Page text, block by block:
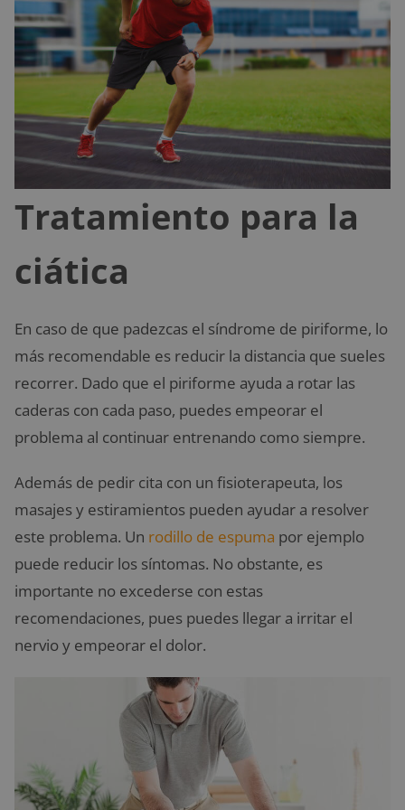
Tratamiento para la
ciática
En caso de que padezcas el síndrome de piriforme, lo
más recomendable es reducir la distancia que sueles
recorrer. Dado que el piriforme ayuda a rotar las
caderas con cada paso, puedes empeorar el
problema al continuar entrenando como siempre.
Además de pedir cita con un fisioterapeuta, los
masajes y estiramientos pueden ayudar a resolver
este problema. Un rodillo de espuma por ejemplo
puede reducir los síntomas. No obstante, es
importante no excederse con estas
recomendaciones, pues puedes llegar a irritar el
nervio y empeorar el dolor.